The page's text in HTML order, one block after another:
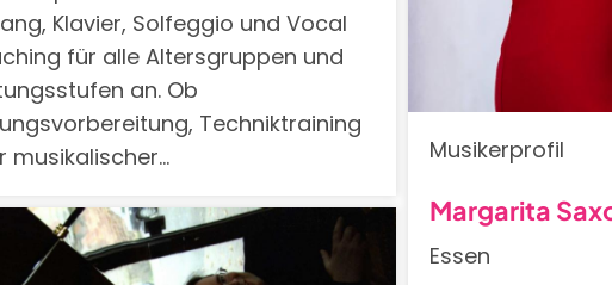
Klavier, Solfeggio und Vocal
für alle Altersgruppen und
an. Ob
Techniktraining
musikalischer…
Musikerprofil
Margarita
Essen